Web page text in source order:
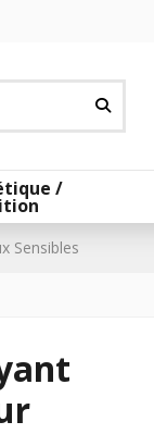
/
Sensibles